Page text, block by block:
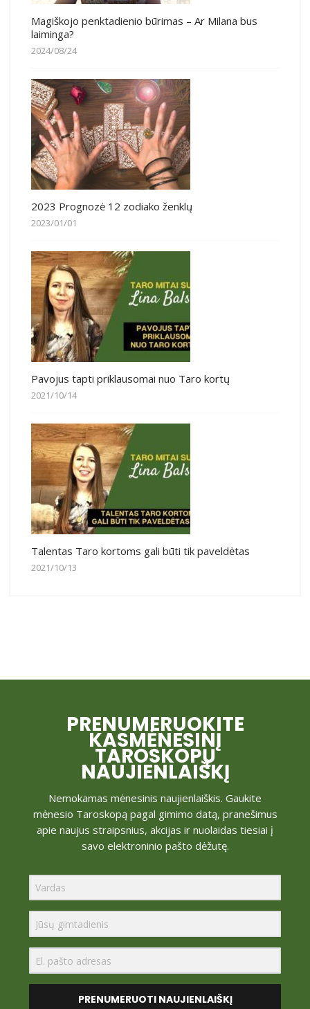
Magiškojo penktadienio būrimas – Ar Milana bus
laiminga?
2024/08/24
2023 Prognozė 12 zodiako ženklų
2023/01/01
Pavojus tapti priklausomai nuo Taro kortų
2021/10/14
Talentas Taro kortoms gali būti tik paveldėtas
2021/10/13
PRENUMERUOKITE
KASMĖNESINĮ
TAROSKOPŲ
NAUJIENLAIŠKĮ
Nemokamas mėnesinis naujienlaiškis. Gaukite
mėnesio Taroskopą pagal gimimo datą, pranešimus
apie naujus straipsnius, akcijas ir nuolaidas tiesiai į
savo elektroninio pašto dėžutę.
PRENUMERUOTI NAUJIENLAIŠKĮ